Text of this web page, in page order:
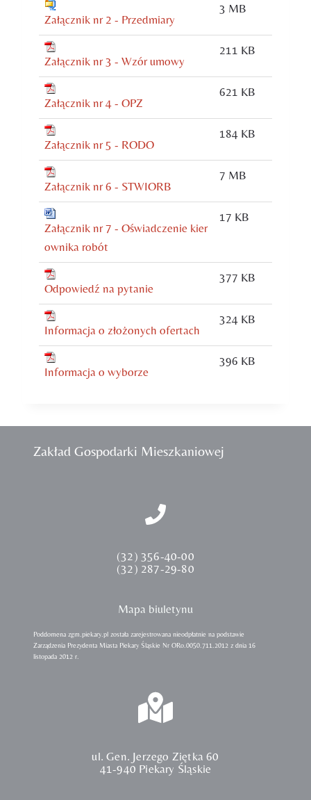
Załącznik nr 2 - Przedmiary
3 MB
Załącznik nr 3 - Wzór umowy
211 KB
Załącznik nr 4 - OPZ
621 KB
Załącznik nr 5 - RODO
184 KB
Załącznik nr 6 - STWIORB
7 MB
Załącznik nr 7 - Oświadczenie kier
ownika robót
17 KB
Odpowiedź na pytanie
377 KB
Informacja o złożonych ofertach
324 KB
Informacja o wyborze
396 KB
Zakład Gospodarki Mieszkaniowej
(32) 356-40-00
(32) 287-29-80
Mapa biuletynu
Poddomena zgm.piekary.pl została zarejestrowana nieodpłatnie na podstawie
Zarządzenia Prezydenta Miasta Piekary Śląskie Nr ORo.0050.711.2012 z dnia 16
listopada 2012 r.
ul. Gen. Jerzego Ziętka 60
41-940 Piekary Śląskie